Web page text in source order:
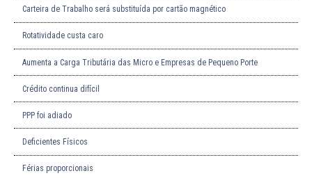
Carteira de Trabalho será substituída por cartão magnético
Rotatividade custa caro
Aumenta a Carga Tributária das Micro e Empresas de Pequeno Porte
Crédito continua difícil
PPP foi adiado
Deficientes Físicos
Férias proporcionais